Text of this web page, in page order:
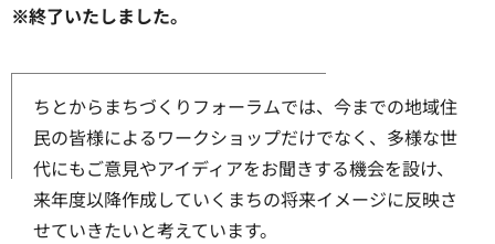
※終了いたしました。
ちとからまちづくりフォーラムでは、今までの地域住
民の皆様によるワークショップだけでなく、多様な世
代にもご意見やアイディアをお聞きする機会を設け、
来年度以降作成していくまちの将来イメージに反映さ
せていきたいと考えています。